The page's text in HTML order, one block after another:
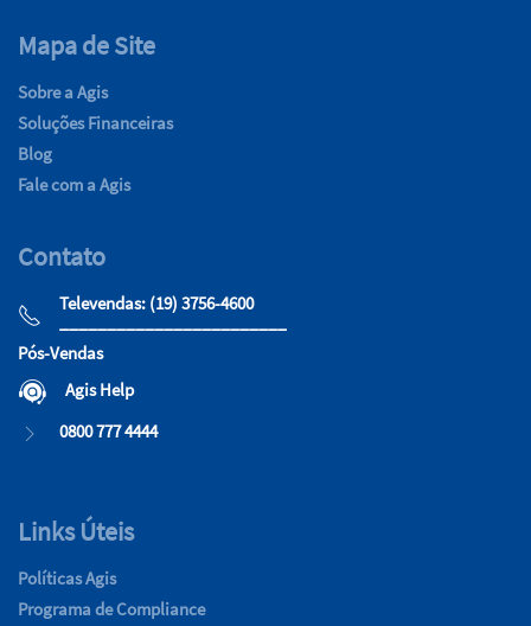
Mapa de Site
Sobre a Agis
Soluções Financeiras
Blog
Fale com a Agis
Contato
Televendas: (19) 3756-4600
Pós-Vendas
Agis Help
0800 777 4444
Links Úteis
Políticas Agis
Programa de Compliance